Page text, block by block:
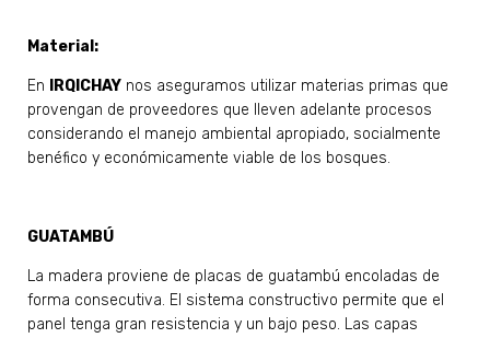
Material:
En IRQICHAY nos aseguramos utilizar materias primas que
provengan de proveedores que lleven adelante procesos
considerando el manejo ambiental apropiado, socialmente
benéfico y económicamente viable de los bosques.
GUATAMBÚ
La madera proviene de placas de guatambú encoladas de
forma consecutiva. El sistema constructivo permite que el
panel tenga gran resistencia y un bajo peso. Las capas